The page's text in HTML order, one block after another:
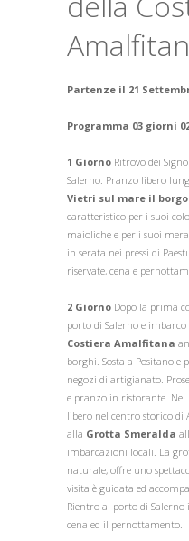
Partenze il 21
Programma 03 giorni
1 Giorno Ritrovo dei
Salerno. Pranzo libero
Vietri sul mare il
caratteristico per i suoi
maioliche e per i suoi
in serata nei pressi di
riservate, cena e
2 Giorno Dopo la prima
porto di Salerno e
Costiera Amalfitana
borghi. Sosta a Positano e
negozi di artigianato.
e pranzo in ristorante. Nel
libero nel centro storico di
alla Grotta Smeralda
imbarcazioni locali. La
naturale, offre uno
visita è guidata ed
Rientro al porto di
cena ed il pernottamento.